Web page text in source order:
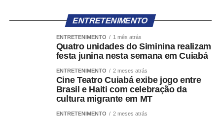
WhatsApp
Facebook
Twitter
Messenger
LinkedIn
Share
ENTRETENIMENTO
ENTRETENIMENTO 1 mês atrás
Quatro unidades do Siminina realizam
festa junina nesta semana em Cuiabá
ENTRETENIMENTO 2 meses atrás
Cine Teatro Cuiabá exibe jogo entre
Brasil e Haiti com celebração da
cultura migrante em MT
ENTRETENIMENTO 2 meses atrás